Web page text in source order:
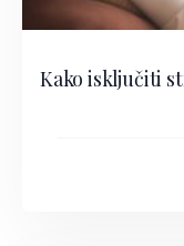
Kako isključiti